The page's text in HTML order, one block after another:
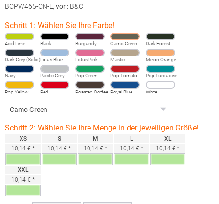
BCPW465-CN-L , von: B&C
Schritt 1: Wählen Sie Ihre Farbe!
Acid Lime Black Burgundy Camo Green Dark Forest
Dark Grey (Solid)Lotus Blue Lotus Pink Mastic Melon Orange
Navy Pacific Grey Pop Green Pop Tomato Pop Turquoise
Pop Yellow Red Roasted Coffee Royal Blue White
Schritt 2: Wählen Sie Ihre Menge in der jeweiligen Größe!
XS
10,14 € *
S
10,14 € *
M
10,14 € *
L
10,14 € *
XL
10,14 € *
XXL
10,14 € *